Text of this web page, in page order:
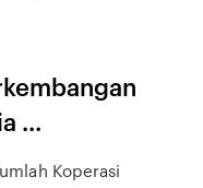
...
Koperasi